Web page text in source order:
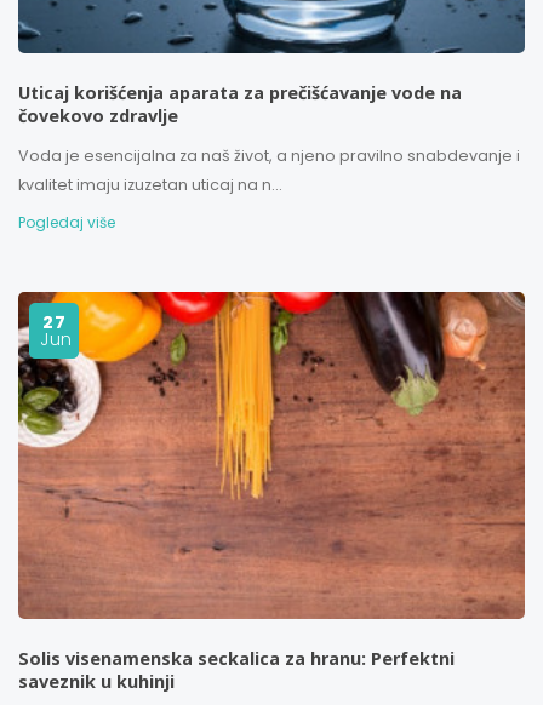
Uticaj korišćenja aparata za prečišćavanje vode na
čovekovo zdravlje
Voda je esencijalna za naš život, a njeno pravilno snabdevanje i
kvalitet imaju izuzetan uticaj na n...
Pogledaj više
27
Jun
Solis visenamenska seckalica za hranu: Perfektni
saveznik u kuhinji